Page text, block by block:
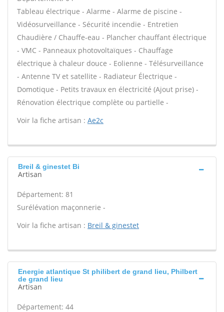
Tableau électrique - Alarme - Alarme de piscine -
Vidéosurveillance - Sécurité incendie - Entretien
Chaudière / Chauffe-eau - Plancher chauffant électrique
- VMC - Panneaux photovoltaïques - Chauffage
électrique à chaleur douce - Eolienne - Télésurveillance
- Antenne TV et satellite - Radiateur Électrique -
Domotique - Petits travaux en électricité (Ajout prise) -
Rénovation électrique complète ou partielle -
Voir la fiche artisan : Ae2c
Breil & ginestet Bi
Artisan
Département: 81
Surélévation maçonnerie -
Voir la fiche artisan : Breil & ginestet
Energie atlantique St philibert de grand lieu, Philbert
de grand lieu
Artisan
Département: 44